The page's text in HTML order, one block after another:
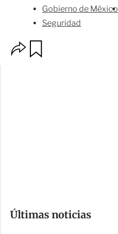
Gobierno de México
Seguridad
p
m
Últimas noticias